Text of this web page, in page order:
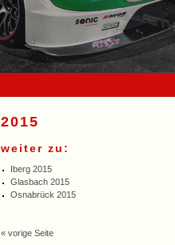
2015
weiter zu:
Iberg 2015
Glasbach 2015
Osnabrück 2015
« vorige Seite